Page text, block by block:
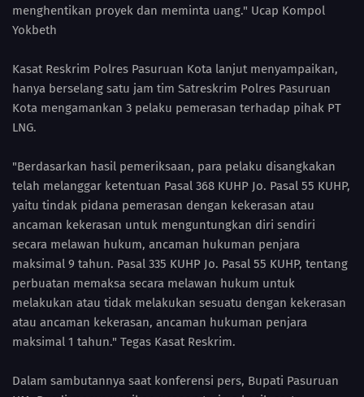
menghentikan proyek dan meminta uang." Ucap Kompol
Yokbeth
Kasat Reskrim Polres Pasuruan Kota lanjut menyampaikan,
hanya berselang satu jam tim Satreskrim Polres Pasuruan
Kota mengamankan 3 pelaku pemerasan terhadap pihak PT
LNG.
"Berdasarkan hasil pemeriksaan, para pelaku disangkakan
telah melanggar ketentuan Pasal 368 KUHP Jo. Pasal 55 KUHP,
yaitu tindak pidana pemerasan dengan kekerasan atau
ancaman kekerasan untuk menguntungkan diri sendiri
secara melawan hukum, ancaman hukuman penjara
maksimal 9 tahun. Pasal 335 KUHP Jo. Pasal 55 KUHP, tentang
perbuatan memaksa secara melawan hukum untuk
melakukan atau tidak melakukan sesuatu dengan kekerasan
atau ancaman kekerasan, ancaman hukuman penjara
maksimal 1 tahun." Tegas Kasat Reskrim.
Dalam sambutannya saat konferensi pers, Bupati Pasuruan